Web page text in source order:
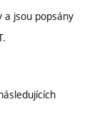
a jsou popsány